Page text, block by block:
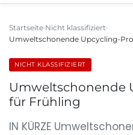
Startseite Nicht klassifiziert
Umweltschonende Upcycling-
NICHT KLASSIFIZIERT
Umweltschonende
für Frühling
IN KÜRZE